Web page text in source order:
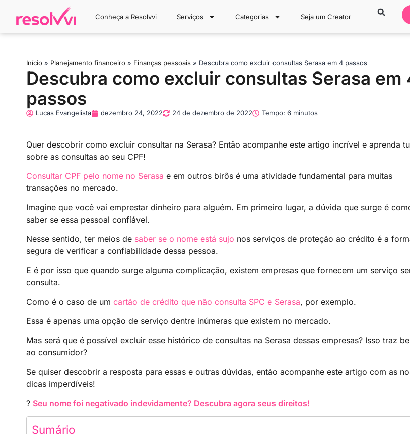
Conheça a Resolvvi Serviços Categorias Seja um Creator
Início » Planejamento financeiro » Finanças pessoais » Descubra como excluir consultas Serasa em 4 passos
Descubra como excluir consultas Serasa em
passos
Lucas Evangelista dezembro 24, 2022 24 de dezembro de 2022 Tempo: 6 minutos
Quer descobrir como excluir consultar na Serasa? Então acompanhe este artigo incrível e aprenda
sobre as consultas ao seu CPF!
Consultar CPF pelo nome no Serasa e em outros birôs é uma atividade fundamental para muitas
transações no mercado.
Imagine que você vai emprestar dinheiro para alguém. Em primeiro lugar, a dúvida que surge é
saber se essa pessoal confiável.
Nesse sentido, ter meios de saber se o nome está sujo nos serviços de proteção ao crédito é a
segura de verificar a confiabilidade dessa pessoa.
E é por isso que quando surge alguma complicação, existem empresas que fornecem um serviço
consulta.
Como é o caso de um cartão de crédito que não consulta SPC e Serasa, por exemplo.
Essa é apenas uma opção de serviço dentre inúmeras que existem no mercado.
Mas será que é possível excluir esse histórico de consultas na Serasa dessas empresas? Isso traz
ao consumidor?
Se quiser descobrir a resposta para essas e outras dúvidas, então acompanhe este artigo com as
dicas imperdíveis!
? Seu nome foi negativado indevidamente? Descubra agora seus direitos!
Sumário